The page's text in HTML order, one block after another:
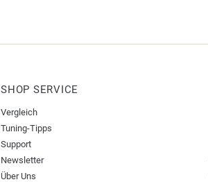
SHOP SERVICE
Vergleich
Tuning-Tipps
Support
Newsletter
Über Uns